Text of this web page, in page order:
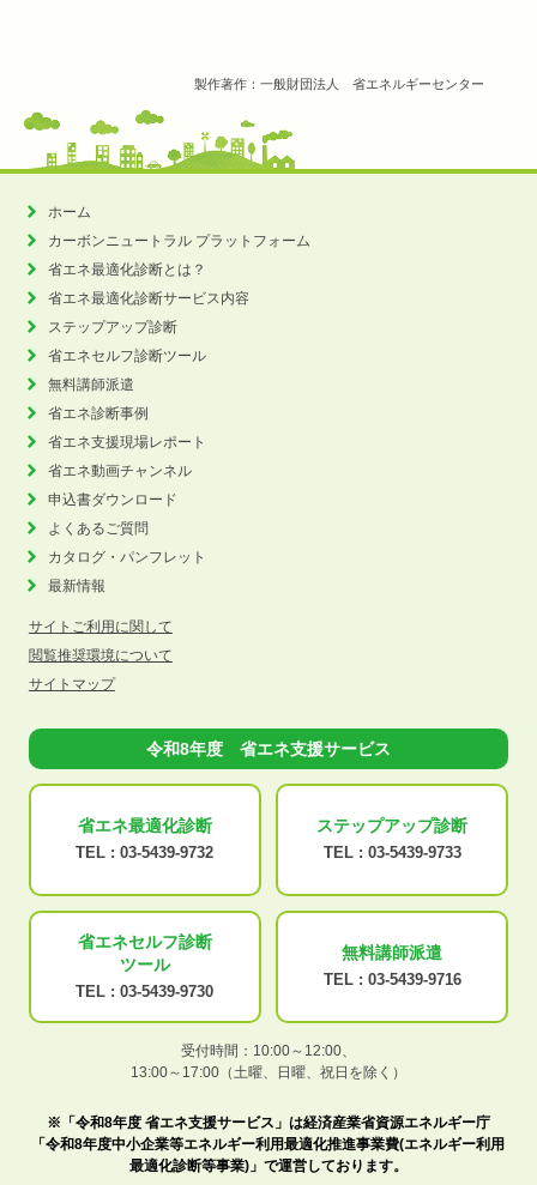
製作著作：一般財団法人 省エネルギーセンター
ホーム
カーボンニュートラル プラットフォーム
省エネ最適化診断とは？
省エネ最適化診断サービス内容
ステップアップ診断
省エネセルフ診断ツール
無料講師派遣
省エネ診断事例
省エネ支援現場レポート
省エネ動画チャンネル
申込書ダウンロード
よくあるご質問
カタログ・パンフレット
最新情報
サイトご利用に関して
閲覧推奨環境について
サイトマップ
令和8年度 省エネ支援サービス
省エネ最適化診断
TEL : 03-5439-9732
ステップアップ診断
TEL : 03-5439-9733
省エネセルフ診断
ツール
TEL : 03-5439-9730
無料講師派遣
TEL : 03-5439-9716
受付時間：10:00～12:00、
13:00～17:00（土曜、日曜、祝日を除く）
※「令和8年度 省エネ支援サービス」は経済産業省資源エネルギー庁
「令和8年度中小企業等エネルギー利用最適化推進事業費(エネルギー利用
最適化診断等事業)」で運営しております。